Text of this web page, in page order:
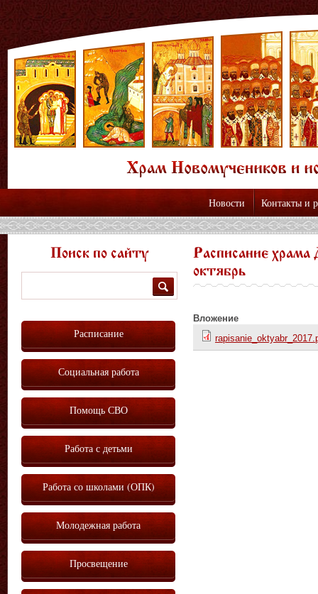
Новости Контакты и
Расписание храма
октябрь
Вложение
Поиск по сайту
Расписание
Социальная работа
Помощь СВО
Работа с детьми
Работа со школами (ОПК)
Молодежная работа
Просвещение